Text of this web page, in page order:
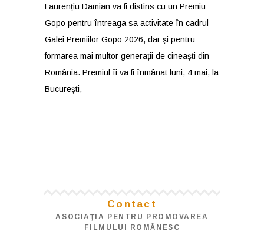
Laurențiu Damian va fi distins cu un Premiu
Gopo pentru întreaga sa activitate în cadrul
Galei Premiilor Gopo 2026, dar și pentru
formarea mai multor generații de cineaști din
România. Premiul îi va fi înmânat luni, 4 mai, la
București,
Contact
ASOCIAŢIA PENTRU PROMOVAREA
FILMULUI ROMÂNESC